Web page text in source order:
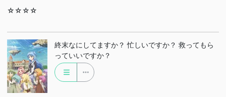
☆☆☆☆
終末なにしてますか？ 忙しいですか？ 救ってもら
っていいですか？